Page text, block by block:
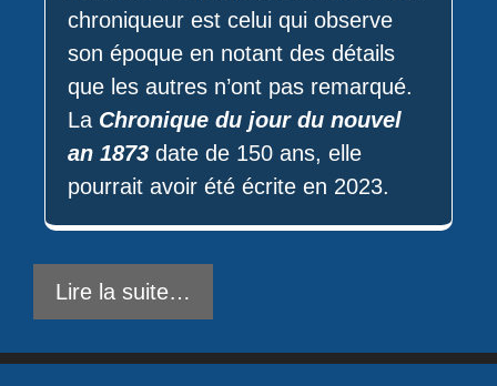
chroniqueur est celui qui observe
son époque en notant des détails
que les autres n’ont pas remarqué.
La Chronique du jour du nouvel
an 1873 date de 150 ans, elle
pourrait avoir été écrite en 2023.
Lire la suite…